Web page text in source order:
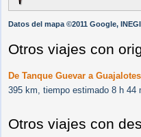
Datos del mapa ©2011 Google, INEGI
Otros viajes con
De Tanque Guevar a Guajalotes
395 km, tiempo estimado 8 h 44
Otros viajes con